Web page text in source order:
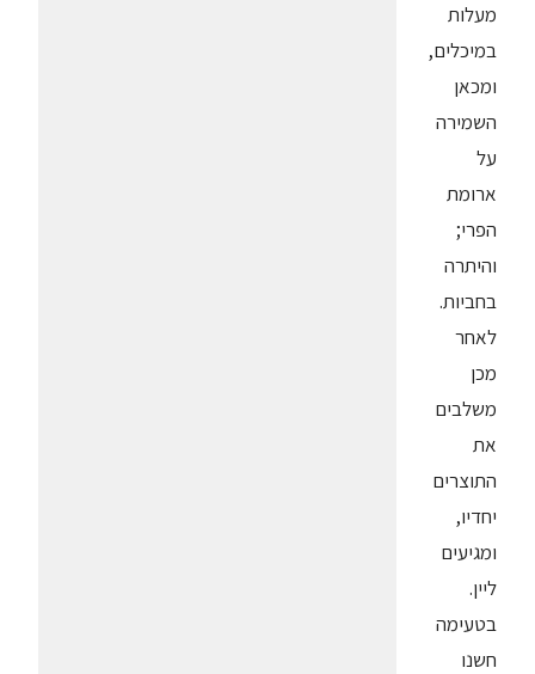
מעלות
במיכלים,
ומכאן
השמירה
על
ארומת
הפרי;
והיתרה
בחביות.
לאחר
מכן
משלבים
את
התוצרים
יחדיו,
ומגיעים
ליין.
בטעימה
חשנו